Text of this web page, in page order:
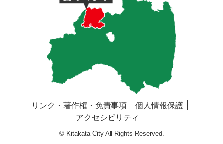
リンク・著作権・免責事項
個人情報保護
アクセシビリティ
© Kitakata City All Rights Reserved.